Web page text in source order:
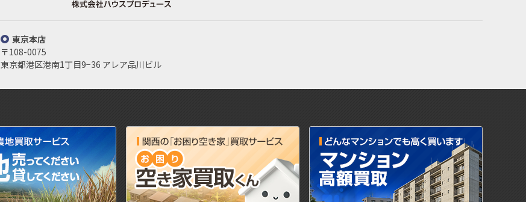
東京本店
〒108-0075
東京都港区港南1丁目9−36 アレア品川ビル